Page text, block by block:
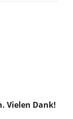
Vielen Dank!